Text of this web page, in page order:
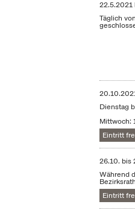
22.5.2021
Täglich
Dienstag
Mittwoch:
Eintritt
26.10. bis
Während
Eintritt